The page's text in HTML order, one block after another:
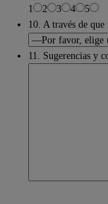
1
2 3 4
5
10. A través de
11. Sugerencias y